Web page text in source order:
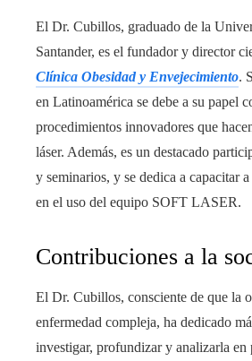
El Dr. Cubillos, graduado de la
Santander, es el fundador y director
Clínica Obesidad y Envejecimiento.
en Latinoamérica se debe a su papel
procedimientos innovadores que
láser. Además, es un destacado
y seminarios, y se dedica a capacitar
en el uso del equipo SOFT LASER.
Contribuciones a la
El Dr. Cubillos, consciente de que la
enfermedad compleja, ha dedicado
investigar, profundizar y analizarla en